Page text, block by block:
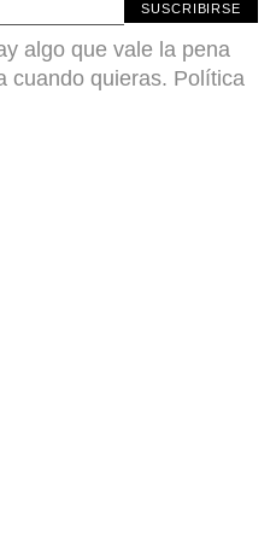
SUSCRIBIRSE
algo que vale la pena
cuando quieras. Política